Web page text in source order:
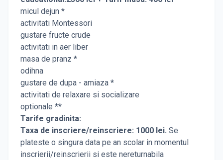
micul dejun *
activitati Montessori
gustare fructe crude
activitati in aer liber
masa de pranz *
odihna
gustare de dupa - amiaza *
activitati de relaxare si socializare
optionale **
Tarife gradinita:
Taxa de inscriere/reinscriere: 1000 lei. Se
plateste o singura data pe an scolar in momentul
inscrierii/reinscrierii si este nereturnabila